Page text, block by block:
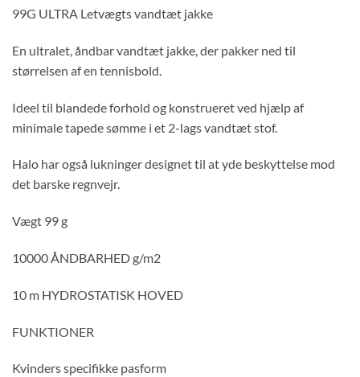
99G ULTRA Letvægts vandtæt jakke
En ultralet, åndbar vandtæt jakke, der pakker ned til
størrelsen af ​​en tennisbold.
Ideel til blandede forhold og konstrueret ved hjælp af
minimale tapede sømme i et 2-lags vandtæt stof.
Halo har også lukninger designet til at yde beskyttelse mod
det barske regnvejr.
Vægt 99 g
10000 ÅNDBARHED g/m2
10 m HYDROSTATISK HOVED
FUNKTIONER
Kvinders specifikke pasform